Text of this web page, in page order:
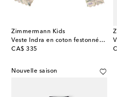
Zimmermann Kids
Veste Indra en coton festonnée à motif floral
CA$ 335
original price
Nouvelle saison